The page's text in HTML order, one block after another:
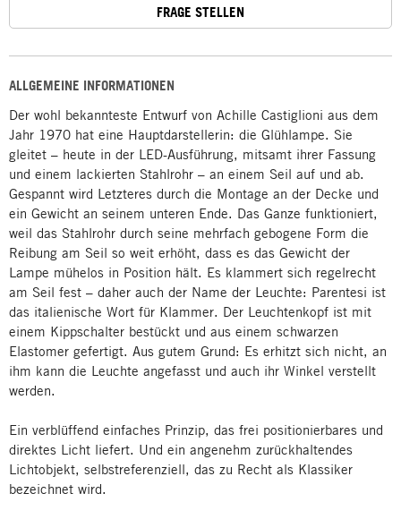
ALLGEMEINE INFORMATIONEN
Der wohl bekannteste Entwurf von Achille Castiglioni aus dem
Jahr 1970 hat eine Hauptdarstellerin: die Glühlampe. Sie
gleitet – heute in der LED-Ausführung, mitsamt ihrer Fassung
und einem lackierten Stahlrohr – an einem Seil auf und ab.
Gespannt wird Letzteres durch die Montage an der Decke und
ein Gewicht an seinem unteren Ende. Das Ganze funktioniert,
weil das Stahlrohr durch seine mehrfach gebogene Form die
Reibung am Seil so weit erhöht, dass es das Gewicht der
Lampe mühelos in Position hält. Es klammert sich regelrecht
am Seil fest – daher auch der Name der Leuchte: Parentesi ist
das italienische Wort für Klammer. Der Leuchtenkopf ist mit
einem Kippschalter bestückt und aus einem schwarzen
Elastomer gefertigt. Aus gutem Grund: Es erhitzt sich nicht, an
ihm kann die Leuchte angefasst und auch ihr Winkel verstellt
werden.
Ein verblüffend einfaches Prinzip, das frei positionierbares und
direktes Licht liefert. Und ein angenehm zurückhaltendes
Lichtobjekt, selbstreferenziell, das zu Recht als Klassiker
bezeichnet wird.
FRAGE STELLEN